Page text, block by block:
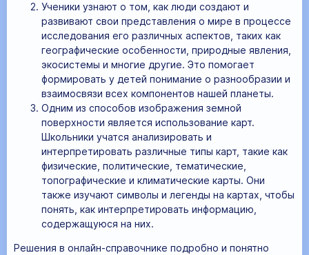
Ученики узнают о том, как люди создают и
развивают свои представления о мире в процессе
исследования его различных аспектов, таких как
географические особенности, природные явления,
экосистемы и многие другие. Это помогает
формировать у детей понимание о разнообразии и
взаимосвязи всех компонентов нашей планеты.
Одним из способов изображения земной
поверхности является использование карт.
Школьники учатся анализировать и
интерпретировать различные типы карт, такие как
физические, политические, тематические,
топографические и климатические карты. Они
также изучают символы и легенды на картах, чтобы
понять, как интерпретировать информацию,
содержащуюся на них.
Решения в онлайн-справочнике подробно и понятно